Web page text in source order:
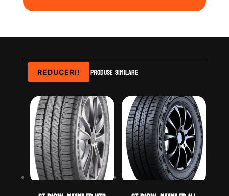
Produse similare
REDUCERI!
REDUCERI!
REDUCERI!
REDUCERI!